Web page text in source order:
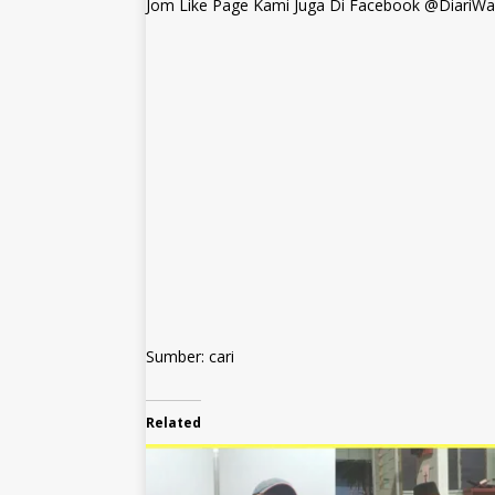
Jom Like Page Kami Juga Di Facebook
Sumber: cari
Related